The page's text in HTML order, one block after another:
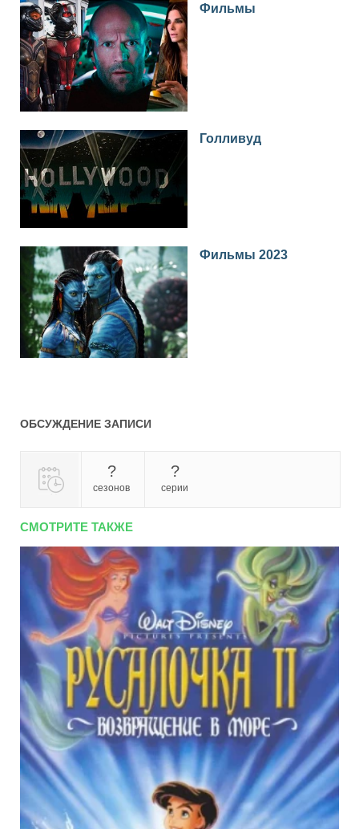
Фильмы
Голливуд
Фильмы 2023
ОБСУЖДЕНИЕ ЗАПИСИ
?
сезонов
?
серии
СМОТРИТЕ ТАКЖЕ